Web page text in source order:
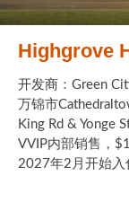
Highgrove
开发商：Green
万锦市
King Rd & Yonge
VVIP内部销售，
2027年2月开始入